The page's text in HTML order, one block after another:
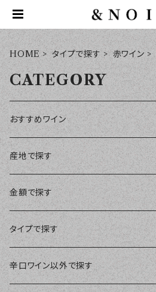
HOME タイプで探す 赤ワイン
CATEGORY
おすすめワイン
おすすめワインセット
産地で探す
日本ワイン
フランス
ボルドー
イタリア
金額で探す
￥1～￥1,999
￥2,000～￥2,999
タイプで探す
赤ワイン
辛口ワイン以外で探す